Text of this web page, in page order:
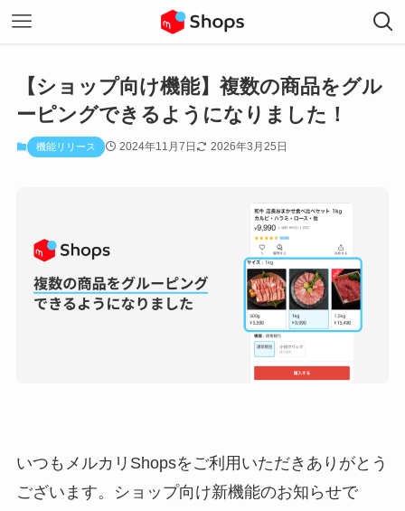
【ショップ向け機能】複数の商品をグル
ーピングできるようになりました！
機能リリース 2024年11月7日 2026年3月25日
いつもメルカリShopsをご利用いただきありがとう
ございます。ショップ向け新機能のお知らせで